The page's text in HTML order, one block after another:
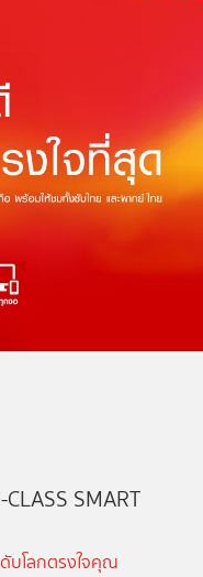
SMART
บโลกตรงใจคุณ